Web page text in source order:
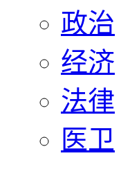
政治
经济
法律
医卫